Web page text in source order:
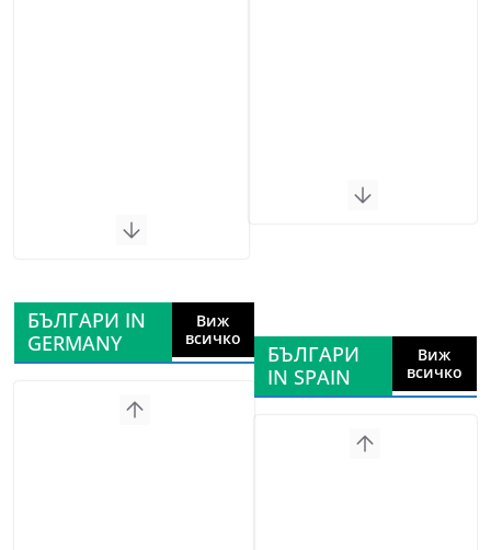
БЪЛГАРИ IN
GERMANY
Виж
всичко
БЪЛГАРИ
IN SPAIN
Виж
всичко